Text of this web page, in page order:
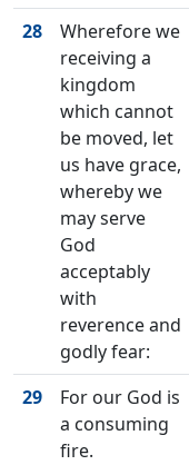
28
Wherefore we
receiving a
kingdom
which cannot
be moved, let
us have grace,
whereby we
may serve
God
acceptably
with
reverence and
godly fear:
29
For our God is
a consuming
fire.